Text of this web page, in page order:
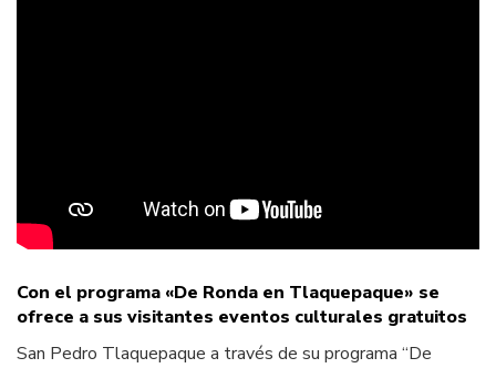
Con el programa «De Ronda en Tlaquepaque» se
ofrece a sus visitantes eventos culturales gratuitos
San Pedro Tlaquepaque a través de su programa “De